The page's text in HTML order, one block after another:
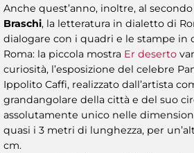
Anche quest’anno, inoltre, al
Braschi, la letteratura in dialetto di
dialogare con i quadri e le stampe in
Roma: la piccola mostra Er deserto
curiosità, l’esposizione del celebre
Ippolito Caffi, realizzato dall’artista
grandangolare della città e del suo
assolutamente unico nelle
quasi i 3 metri di lunghezza, per
cm.